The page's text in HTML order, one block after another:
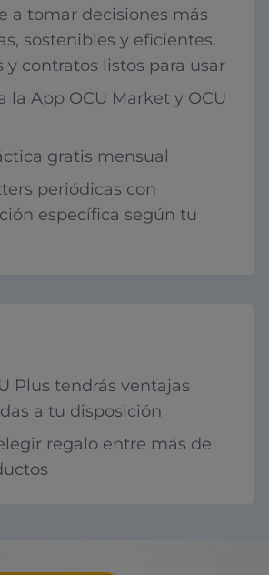
a tomar decisiones más
sostenibles y eficientes.
y contratos listos para usar
la App OCU Market y OCU
gratis mensual
periódicas con
específica según tu
Plus tendrás ventajas
a tu disposición
regalo entre más de